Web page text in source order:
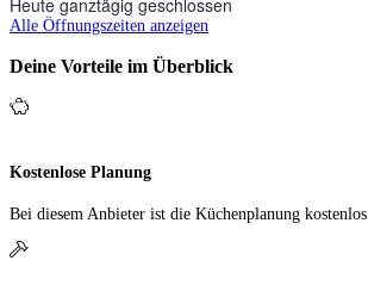
Alle Öffnungszeiten anzeigen
Deine Vorteile im Überblick
Kostenlose Planung
Bei diesem Anbieter ist die Küchen­planung kostenlos.